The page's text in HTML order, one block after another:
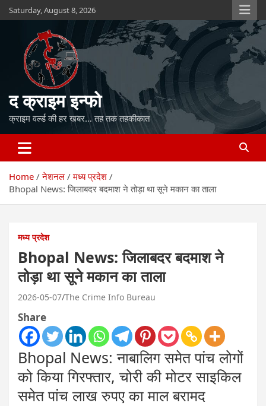
Skip
to
Saturday, August 8, 2026
द क्राइम इन्फो
क्राइम वर्ल्ड की हर खबर… तह तक तहकीकात
Home नेशनल
मध्य प्रदेश
Bhopal News: जिलाबदर बदमाश ने तोड़ा था सूने मकान का ताला
मध्य प्रदेश
Bhopal News: जिलाबदर बदमाश ने
तोड़ा था सूने मकान का ताला
2026-05-07 The Crime Info Bureau
Share
Bhopal News: नाबालिग समेत पांच लोगों
को किया गिरफ्तार, चोरी की मोटर साइकिल
समेत पांच लाख रुपए का माल बरामद